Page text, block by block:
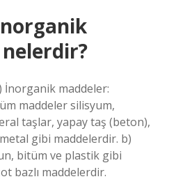
İnorganik maddeler:
maddeler silisyum,
taşlar, yapay taş (beton),
gibi maddelerdir. b)
bitüm ve plastik gibi
bazlı maddelerdir.